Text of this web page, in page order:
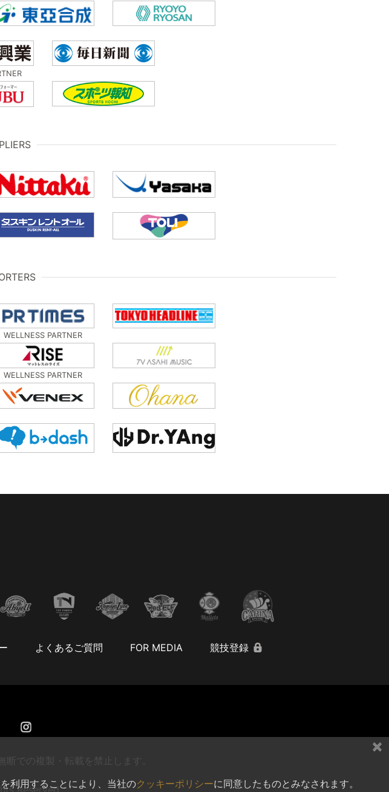
WELLNESS PARTNER
WELLNESS PARTNER
よくあるご質問 FOR MEDIA 競技登録
断での複製・転載を禁止します。
×
利用することにより、当社のクッキーポリシーに同意したものとみなされます。